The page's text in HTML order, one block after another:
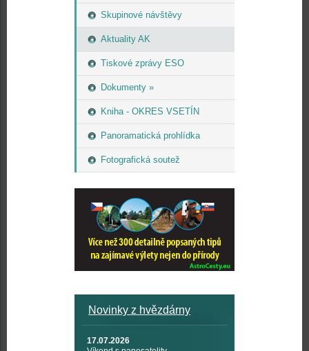
Skupinové návštěvy
Aktuality AK
Tiskové zprávy ESO
Dokumenty »
Kniha - OKRES VSETÍN
Panoramatická prohlídka
Fotografická soutež
Novinky z hvězdárny
17.07.2026